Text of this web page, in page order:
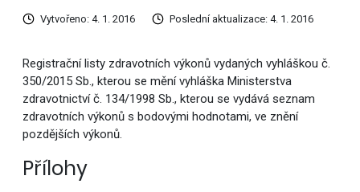
Vytvořeno: 4. 1. 2016 Poslední aktualizace: 4. 1. 2016
Registrační listy zdravotních výkonů vydaných vyhláškou č.
350/2015 Sb., kterou se mění vyhláška Ministerstva
zdravotnictví č. 134/1998 Sb., kterou se vydává seznam
zdravotních výkonů s bodovými hodnotami, ve znění
pozdějších výkonů.
Přílohy